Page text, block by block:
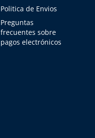
Politica de Envios
Preguntas
frecuentes sobre
pagos electrónicos